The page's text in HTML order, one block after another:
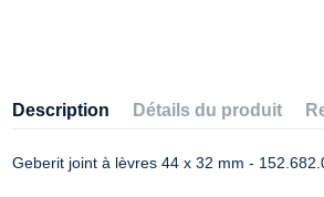
Description Détails du produit
Geberit joint à lèvres 44 x 32 mm -